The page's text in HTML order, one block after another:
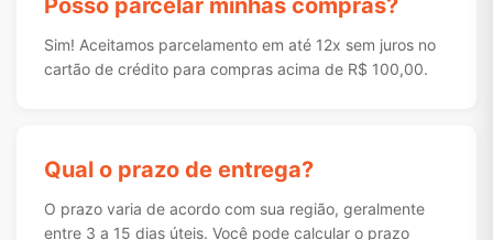
Posso parcelar minhas compras?
Sim! Aceitamos parcelamento em até 12x sem juros no
cartão de crédito para compras acima de R$ 100,00.
Qual o prazo de entrega?
O prazo varia de acordo com sua região, geralmente
entre 3 a 15 dias úteis. Você pode calcular o prazo